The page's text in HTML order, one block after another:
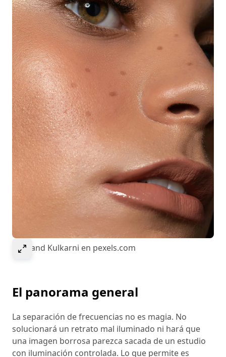
Select to expand image
© Anand Kulkarni en pexels.com
El panorama general
La separación de frecuencias no es magia. No
solucionará un retrato mal iluminado ni hará que
una imagen borrosa parezca sacada de un estudio
con iluminación controlada. Lo que permite es